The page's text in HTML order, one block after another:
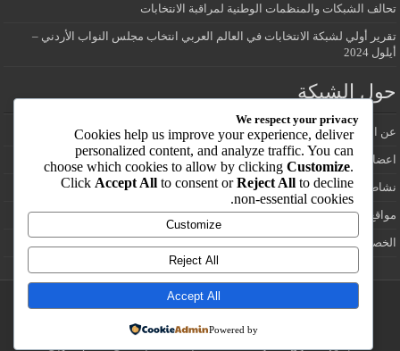
تحالف الشبكات والمنظمات الوطنية لمراقبة الانتخابات
تقرير أولي لشبكة الانتخابات في العالم العربي انتخاب مجلس النواب الأردني –
أيلول 2024
حول الشبكة
عن الشبكة
اعضاء شبكة الانتخابات في العالم العربي
نشاطات الشبكة
مواقع انتخابية
الخصوصية
تصميم وتطوير /:يوسف ابزاخ
We respect your privacy
Cookies help us improve your experience, deliver
personalized content, and analyze traffic. You can
choose which cookies to allow by clickingCustomize.
Click Accept All to consent orReject All to decline
non-essential cookies.
Customize
Reject All
Accept All
Powered by